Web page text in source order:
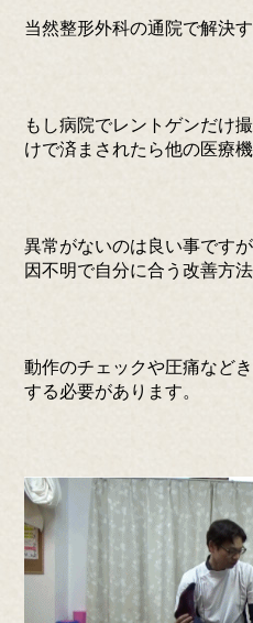
当然整形外科の通院で解決
もし病院でレントゲンだけ
けで済まされたら他の医療
異常がないのは良い事です
因不明で自分に合う改善方
動作のチェックや圧痛など
する必要があります。